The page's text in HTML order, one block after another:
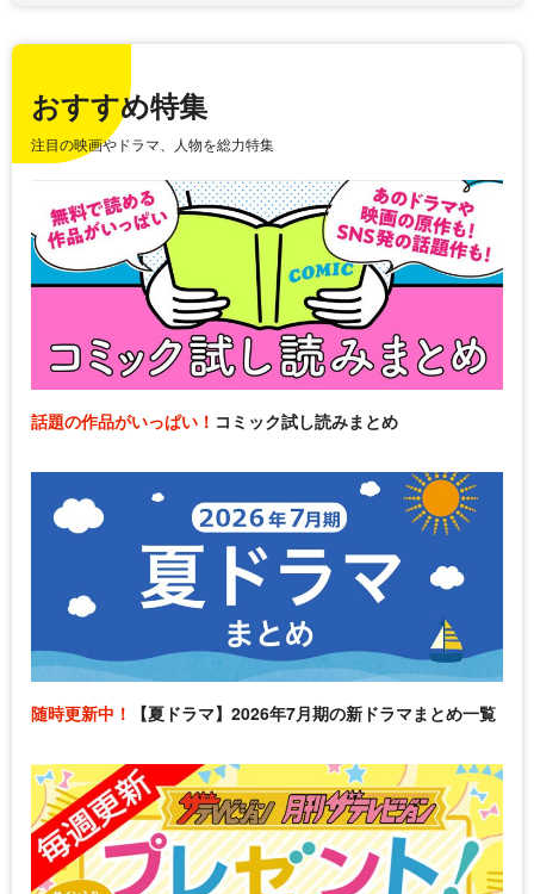
おすすめ特集
注目の映画やドラマ、人物を総力特集
話題の作品がいっぱい！ コミック試し読みまとめ
随時更新中！ 【夏ドラマ】2026年7月期の新ドラマまとめ一覧